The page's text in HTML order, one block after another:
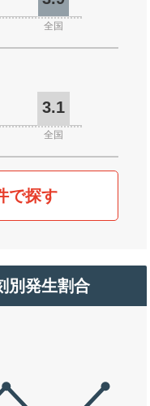
全国
3.1
全国
で探す
別発生割合